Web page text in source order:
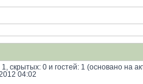
1, скрытых: 0 и гостей: 1 (основано на
04:02